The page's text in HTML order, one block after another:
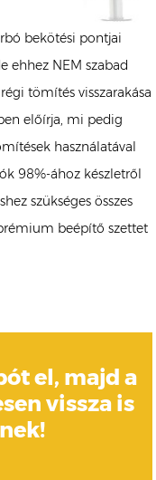
bekötési pontjai
ehhez NEM szabad
tömítés visszarakása
előírja, mi pedig
használatával
98%-ához készletről
szükséges összes
beépítő szettet
el, majd a
vissza is